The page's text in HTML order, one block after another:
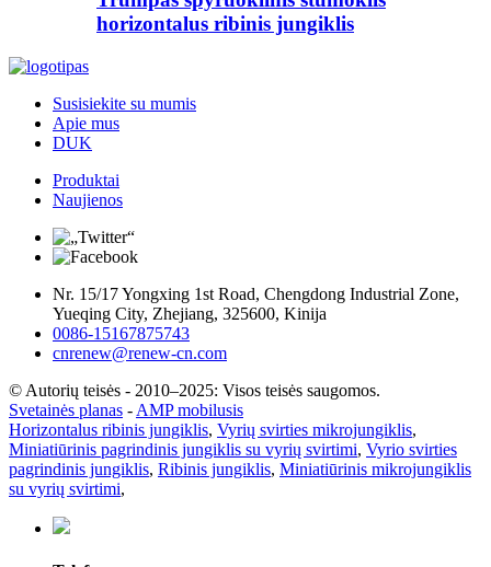
horizontalus ribinis jungiklis
Susisiekite su mumis
Apie mus
DUK
Produktai
Naujienos
Nr. 15/17 Yongxing 1st Road, Chengdong Industrial Zone,
Yueqing City, Zhejiang, 325600, Kinija
0086-15167875743
cnrenew@renew-cn.com
© Autorių teisės - 2010–2025: Visos teisės saugomos.
Svetainės planas - AMP mobilusis
Horizontalus ribinis jungiklis, Vyrių svirties mikrojungiklis,
Miniatiūrinis pagrindinis jungiklis su vyrių svirtimi, Vyrio svirties
pagrindinis jungiklis, Ribinis jungiklis, Miniatiūrinis mikrojungiklis
su vyrių svirtimi,